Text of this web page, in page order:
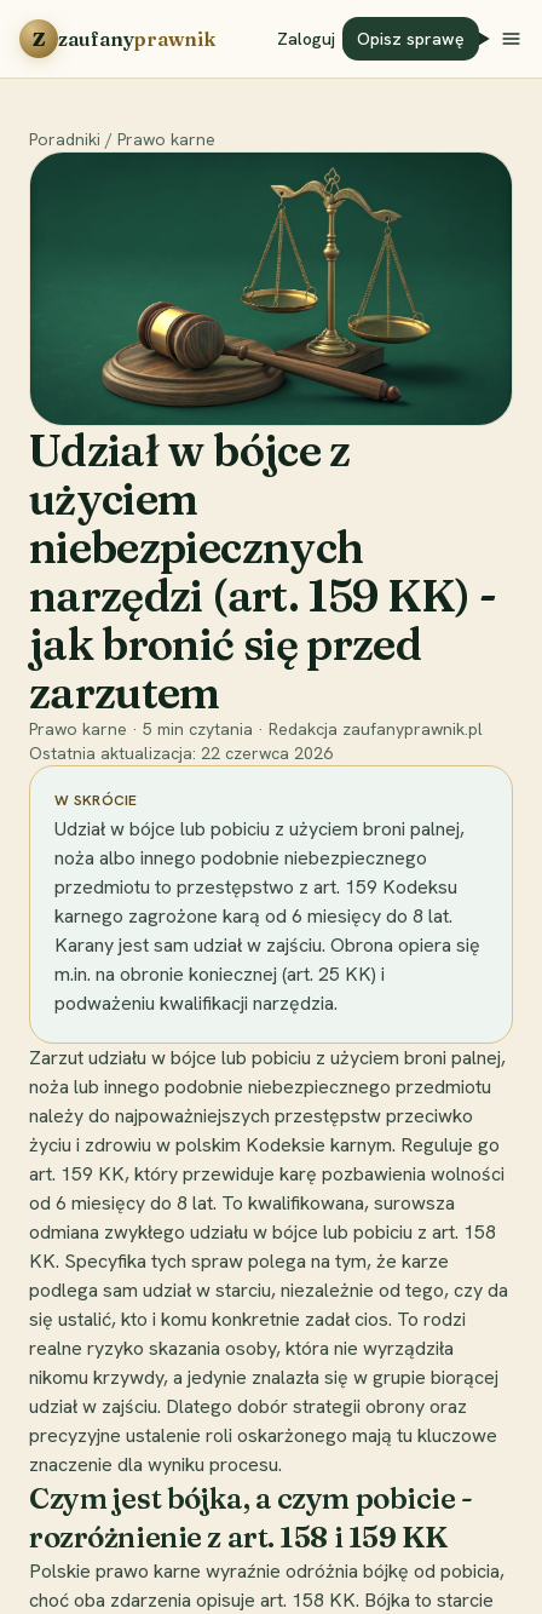
Przejdź do treści
Z zaufanyprawnik Zaloguj Opisz sprawę
Poradniki / Prawo karne
Udział w bójce z
użyciem
niebezpiecznych
narzędzi (art. 159 KK) -
jak bronić się przed
zarzutem
Prawo karne · 5 min czytania · Redakcja zaufanyprawnik.pl
Ostatnia aktualizacja: 22 czerwca 2026
W SKRÓCIE
Udział w bójce lub pobiciu z użyciem broni palnej,
noża albo innego podobnie niebezpiecznego
przedmiotu to przestępstwo z art. 159 Kodeksu
karnego zagrożone karą od 6 miesięcy do 8 lat.
Karany jest sam udział w zajściu. Obrona opiera się
m.in. na obronie koniecznej (art. 25 KK) i
podważeniu kwalifikacji narzędzia.
Zarzut udziału w bójce lub pobiciu z użyciem broni palnej,
noża lub innego podobnie niebezpiecznego przedmiotu
należy do najpoważniejszych przestępstw przeciwko
życiu i zdrowiu w polskim Kodeksie karnym. Reguluje go
art. 159 KK, który przewiduje karę pozbawienia wolności
od 6 miesięcy do 8 lat. To kwalifikowana, surowsza
odmiana zwykłego udziału w bójce lub pobiciu z art. 158
KK. Specyfika tych spraw polega na tym, że karze
podlega sam udział w starciu, niezależnie od tego, czy da
się ustalić, kto i komu konkretnie zadał cios. To rodzi
realne ryzyko skazania osoby, która nie wyrządziła
nikomu krzywdy, a jedynie znalazła się w grupie biorącej
udział w zajściu. Dlatego dobór strategii obrony oraz
precyzyjne ustalenie roli oskarżonego mają tu kluczowe
znaczenie dla wyniku procesu.
Czym jest bójka, a czym pobicie -
rozróżnienie z art. 158 i 159 KK
Polskie prawo karne wyraźnie odróżnia bójkę od pobicia,
choć oba zdarzenia opisuje art. 158 KK. Bójka to starcie